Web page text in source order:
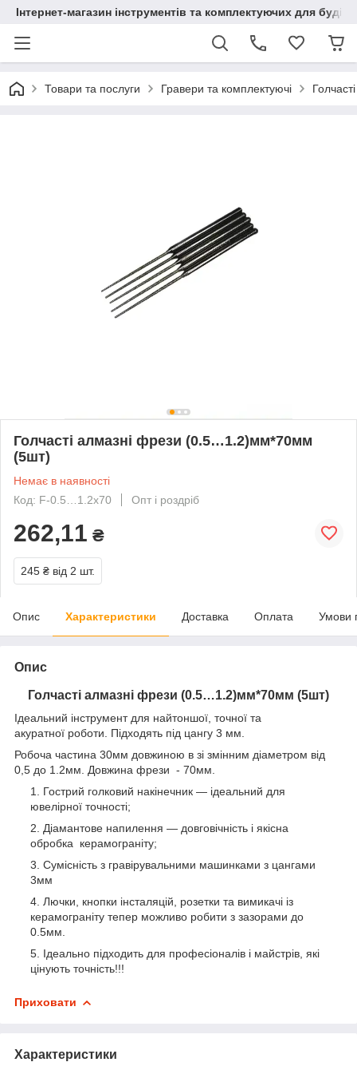
Інтернет-магазин інструментів та комплектуючих для
Товари та послуги Гравери та комплектуючі
Голчасті алмазні фрези (0.5…1.2)мм*70мм
(5шт)
Немає в наявності
Код: F-0.5…1.2х70
Опт і роздріб
262,11 ₴
245 ₴ від 2 шт.
Опис Характеристики Доставка Оплата Умови
Опис
Голчасті алмазні фрези (0.5…1.2)мм*70мм (5шт)
Ідеальний інструмент для найтоншої, точної та
акуратної роботи. Підходять під цангу 3 мм.
Робоча частина 30мм довжиною в зі змінним діаметром від
0,5 до 1.2мм. Довжина фрези - 70мм.
Гострий голковий накінечник — ідеальний для
ювелірної точності;
Діамантове напилення — довговічність і якісна
обробка керамограніту;
Сумісність з гравірувальними машинками з цангами
3мм
Лючки, кнопки інсталяцій, розетки та вимикачі із
керамограніту тепер можливо робити з зазорами до
0.5мм.
Ідеально підходить для професіоналів і майстрів, які
цінують точність!!!
Приховати
Характеристики